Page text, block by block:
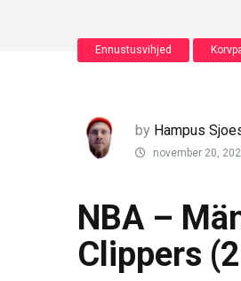
Ennustusvihjed
by Hampus
november 20,
NBA –
Clippers